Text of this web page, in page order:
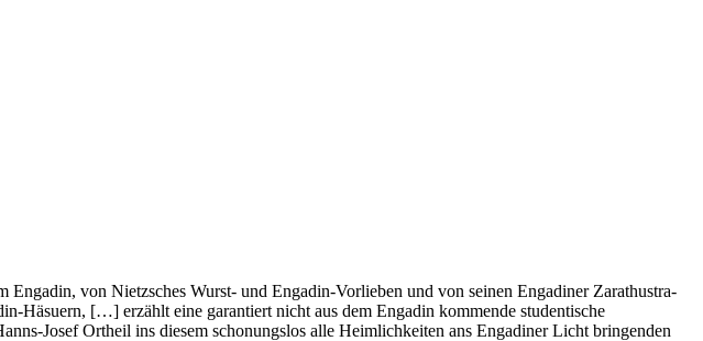
Engadin, von Nietzsches Wurst- und Engadin-Vorlieben und von seinen Engadiner Zarathustra-
Häsuern, […] erzählt eine garantiert nicht aus dem Engadin kommende studentische
Josef Ortheil ins diesem schonungslos alle Heimlichkeiten ans Engadiner Licht bringenden